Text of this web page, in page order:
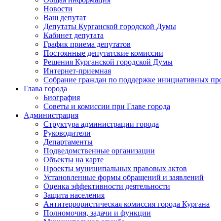
Новости
Ваш депутат
Депутаты Курганской городской Думы
Кабинет депутата
График приема депутатов
Постоянные депутатские комиссии
Решения Курганской городской Думы
Интернет-приемная
Собрание граждан по поддержке инициативных
Глава города
Биография
Советы и комиссии при Главе города
Администрация
Структура администрации города
Руководители
Департаменты
Подведомственные организации
Объекты на карте
Проекты муниципальных правовых актов
Установленные формы обращений и заявлений
Оценка эффективности деятельности
Защита населения
Антитеррористическая комиссия города Кургана
Полномочия, задачи и функции